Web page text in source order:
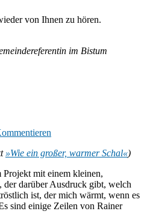
von Ihnen zu hören.
im Bistum
»Wie ein großer, warmer Schal«)
mit einem kleinen,
der darüber Ausdruck gibt, welch
ist, der mich wärmt, wenn es
sind einige Zeilen von Rainer